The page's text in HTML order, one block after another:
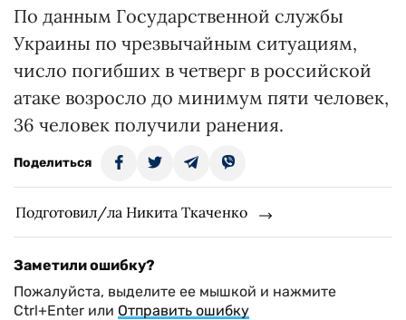
По данным Государственной службы
Украины по чрезвычайным ситуациям,
число погибших в четверг в российской
атаке возросло до минимум пяти человек,
36 человек получили ранения.
Поделиться
Подготовил/ла Никита Ткаченко
Заметили ошибку?
Пожалуйста, выделите ее мышкой и нажмите
Ctrl+Enter или Отправить ошибку